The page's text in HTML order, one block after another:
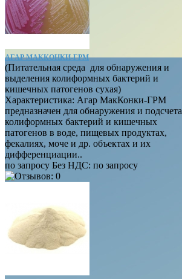
АГАР МАККОНКИ-ГРМ
(Питательная среда для обнаружения и
выделения колиформных бактерий и
кишечных патогенов сухая)
Характеристика: Агар МакКонки-ГРМ
предназначен для обнаружения и подсчета
колиформных бактерий и кишечных
патогенов в воде, пищевых продуктах,
фекалиях, моче и др. объектах и их
дифференциации..
по запросу Без НДС: по запросу